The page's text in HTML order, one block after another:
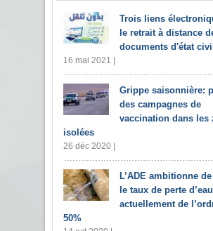
Trois liens
le retrait à distance
documents d'état civil
16 mai 2021 |
Grippe saisonnière:
des campagnes de
vaccination dans les
isolées
26 déc 2020 |
L’ADE ambitionne
le taux de perte
actuellement de
50%